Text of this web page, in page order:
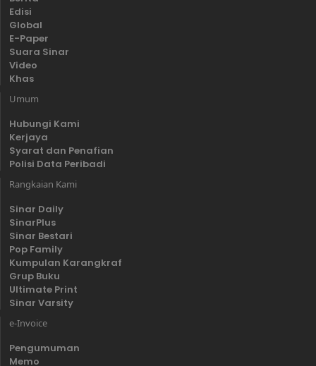
Edisi
Global
E-Paper
Suara Sinar
Video
Khas
Umum
Hubungi Kami
Kerjaya
Syarat dan Penafian
Polisi Data Peribadi
Rangkaian Kami
Sinar Daily
SinarPlus
Sinar Bestari
Pop Family
Kumpulan Karangkraf
Grup Buku
Ultimate Print
Sinar Varsity
e-Invoice
Pengumuman
Memo